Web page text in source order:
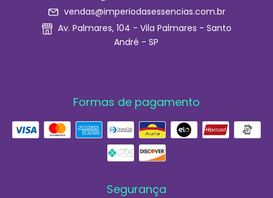
vendas@imperiodasessencias.com.br
Av. Palmares, 104 - Vila Palmares - Santo
André - SP
Formas de pagamento
Segurança